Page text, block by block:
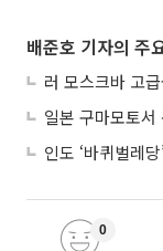
배준호 기자의 주
일본 구마모토
0